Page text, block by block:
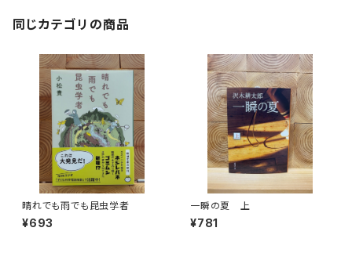
同じカテゴリの商品
晴れでも雨でも昆虫学者
¥693
一瞬の夏 上
¥781